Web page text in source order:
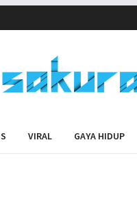
VIRAL GAYA HIDUP